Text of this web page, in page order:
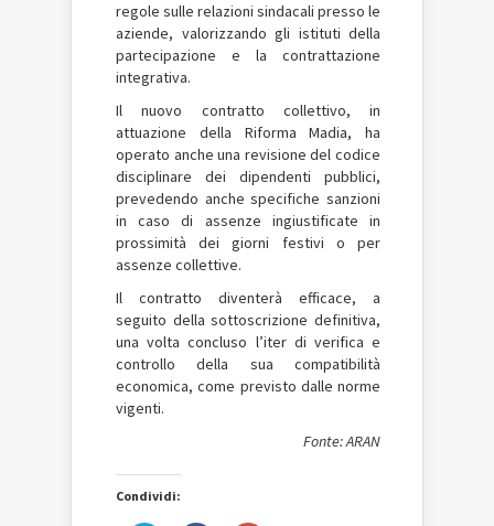
regole sulle relazioni sindacali presso le
aziende, valorizzando gli istituti della
partecipazione e la contrattazione
integrativa.
Il nuovo contratto collettivo, in
attuazione della Riforma Madia, ha
operato anche una revisione del codice
disciplinare dei dipendenti pubblici,
prevedendo anche specifiche sanzioni
in caso di assenze ingiustificate in
prossimità dei giorni festivi o per
assenze collettive.
Il contratto diventerà efficace, a
seguito della sottoscrizione definitiva,
una volta concluso l’iter di verifica e
controllo della sua compatibilità
economica, come previsto dalle norme
vigenti.
Fonte: ARAN
Condividi: